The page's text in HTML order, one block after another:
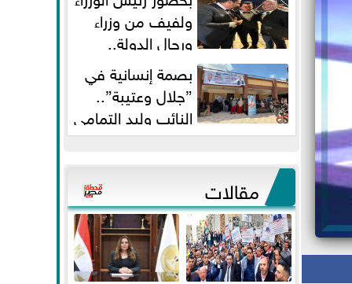
ولفيف من وزراء
ورجال الدولة..
النائبان وليد التمامي ومحمد...
بصمة إنسانية في
”جلال وعتيبة”..
النائب وليد التمامي
والبروفيسور جمال شيحة يداويان...
مقالات